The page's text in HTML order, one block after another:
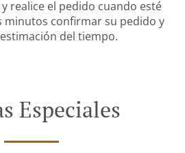
realice el pedido cuando esté
minutos confirmar su pedido y
del tiempo.
Especiales